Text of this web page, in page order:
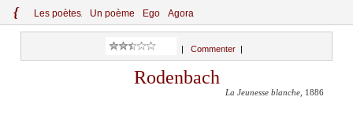
{ Les poètes Un poème Ego Agora
Commenter
Rodenbach
La Jeunesse blanche , 1886